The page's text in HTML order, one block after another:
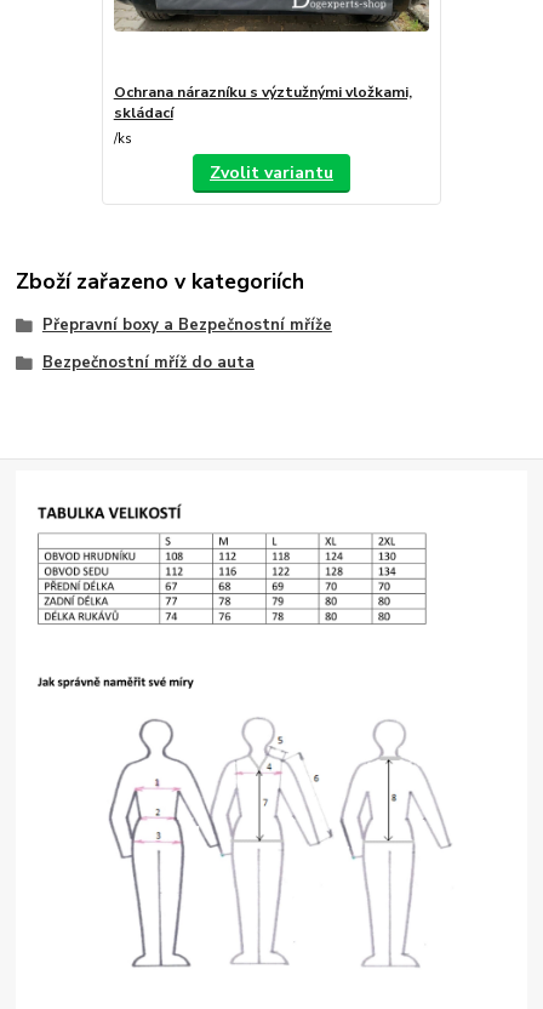
Ochrana nárazníku s výztužnými vložkami,
skládací
/ks
Zvolit variantu
Zboží zařazeno v kategoriích
Přepravní boxy a Bezpečnostní mříže
Bezpečnostní mříž do auta